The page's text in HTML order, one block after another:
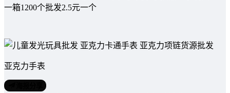
一箱1200个批发2.5元一个
亚克力手表